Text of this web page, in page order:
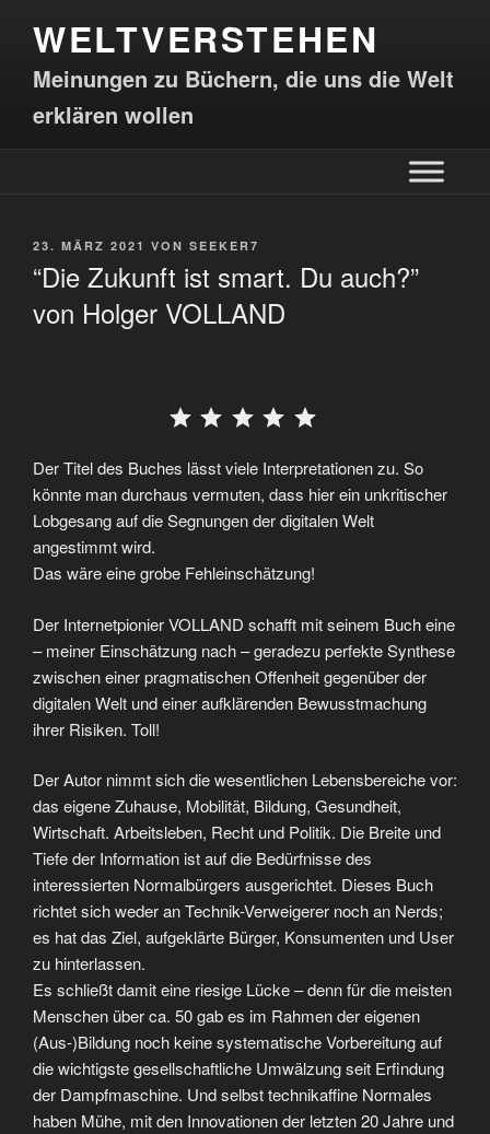
WELTVERSTEHEN
Meinungen zu Büchern, die uns die Welt
erklären wollen
23. MÄRZ 2021 VON SEEKER7
“Die Zukunft ist smart. Du auch?”
von Holger VOLLAND
Der Titel des Buches lässt viele Interpretationen zu. So
könnte man durchaus vermuten, dass hier ein unkritischer
Lobgesang auf die Segnungen der digitalen Welt
angestimmt wird.
Das wäre eine grobe Fehleinschätzung!
Der Internetpionier VOLLAND schafft mit seinem Buch eine
– meiner Einschätzung nach – geradezu perfekte Synthese
zwischen einer pragmatischen Offenheit gegenüber der
digitalen Welt und einer aufklärenden Bewusstmachung
ihrer Risiken. Toll!
Der Autor nimmt sich die wesentlichen Lebensbereiche vor:
das eigene Zuhause, Mobilität, Bildung, Gesundheit,
Wirtschaft. Arbeitsleben, Recht und Politik. Die Breite und
Tiefe der Information ist auf die Bedürfnisse des
interessierten Normalbürgers ausgerichtet. Dieses Buch
richtet sich weder an Technik-Verweigerer noch an Nerds;
es hat das Ziel, aufgeklärte Bürger, Konsumenten und User
zu hinterlassen.
Es schließt damit eine riesige Lücke – denn für die meisten
Menschen über ca. 50 gab es im Rahmen der eigenen
(Aus-)Bildung noch keine systematische Vorbereitung auf
die wichtigste gesellschaftliche Umwälzung seit Erfindung
der Dampfmaschine. Und selbst technikaffine Normales
haben Mühe, mit den Innovationen der letzten 20 Jahre und